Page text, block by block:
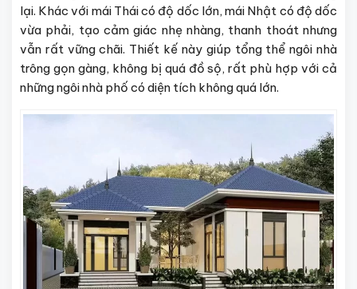
lại. Khác với mái Thái có độ dốc lớn, mái Nhật có độ dốc
vừa phải, tạo cảm giác nhẹ nhàng, thanh thoát nhưng
vẫn rất vững chãi. Thiết kế này giúp tổng thể ngôi nhà
trông gọn gàng, không bị quá đồ sộ, rất phù hợp với cả
những ngôi nhà phố có diện tích không quá lớn.